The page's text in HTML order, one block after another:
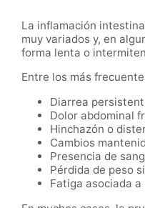
La inflamación
muy variados y, en
forma lenta o
Entre los más
Diarrea
Dolor abdominal
Hinchazón o
Cambios
Presencia de
Pérdida de peso
Fatiga asociada